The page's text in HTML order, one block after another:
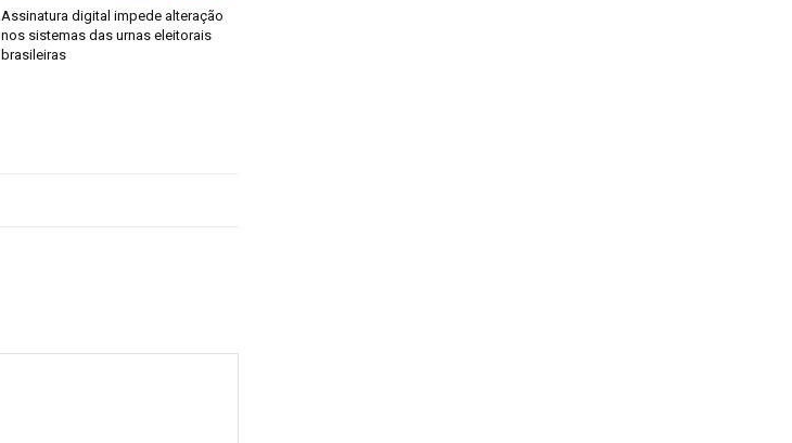
Assinatura digital impede alteração
nos sistemas das urnas eleitorais
brasileiras